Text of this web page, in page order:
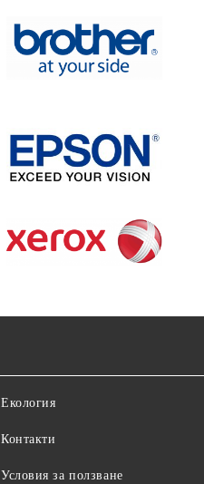
Екология
Контакти
Условия за ползване